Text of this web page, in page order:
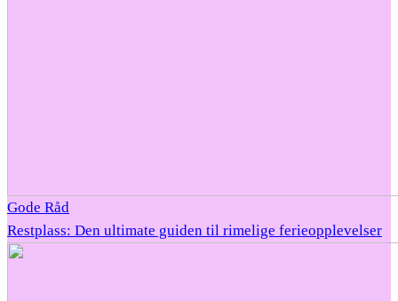
Gode Råd
Restplass: Den ultimate guiden til rimelige ferieopplevelser